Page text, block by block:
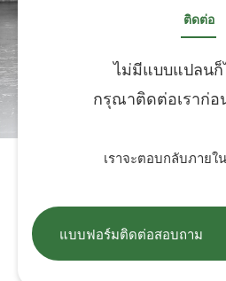
ติดต่อ
ไม่มีแบบแปลนก็
กรุณาติดต่อเราก่อ
เราจะตอบกลับภายใ
แบบฟอร์มติดต่อสอบถาม